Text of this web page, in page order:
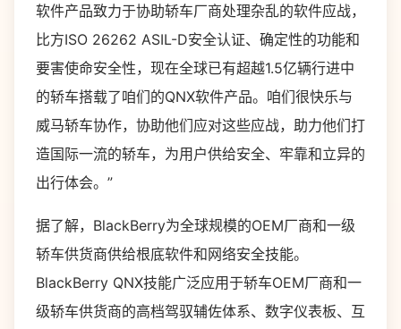
软件产品致力于协助轿车厂商处理杂乱的软件应战，
比方ISO 26262 ASIL-D安全认证、确定性的功能和
要害使命安全性，现在全球已有超越1.5亿辆行进中
的轿车搭载了咱们的QNX软件产品。咱们很快乐与
威马轿车协作，协助他们应对这些应战，助力他们打
造国际一流的轿车，为用户供给安全、牢靠和立异的
出行体会。”
据了解，BlackBerry为全球规模的OEM厂商和一级
轿车供货商供给根底软件和网络安全技能。
BlackBerry QNX技能广泛应用于轿车OEM厂商和一
级轿车供货商的高档驾驭辅佐体系、数字仪表板、互